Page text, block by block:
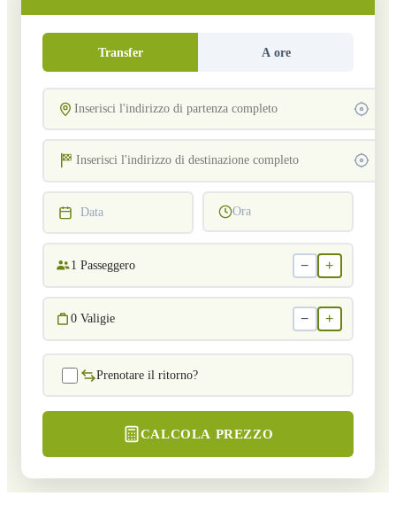
Transfer A ore
Data Ora
1 Passeggero − +
0 Valigie − +
Prenotare il ritorno?
CALCOLA PREZZO